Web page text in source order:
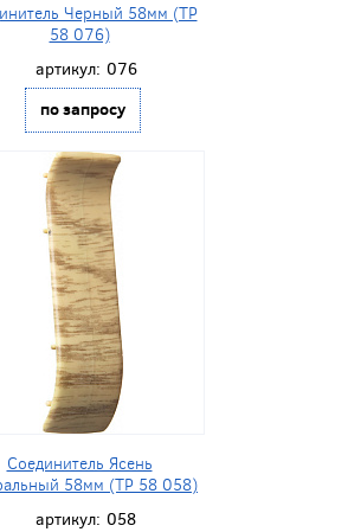
Черный 58мм (ТР
58 076)
артикул: 076
по запросу
Соединитель Ясень
58мм (ТР 58 058)
артикул: 058